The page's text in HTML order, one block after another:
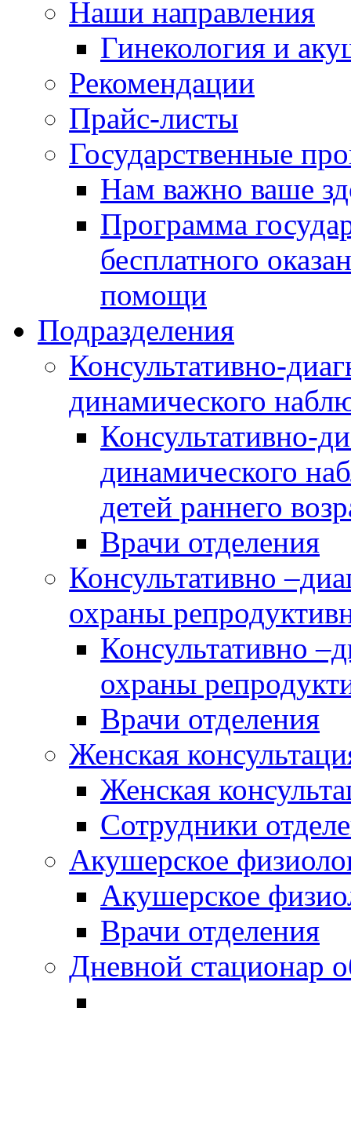
Наши направления
Гинекология и
Рекомендации
Прайс-листы
Государственные
Нам важно ваше
Программа
бесплатного
помощи
Подразделения
Консультативно-
динамического
Консультативно-
динамического
детей раннего
Врачи отделения
Консультативно
охраны
Консультативно
охраны
Врачи отделения
Женская
Женская
Сотрудники
Акушерское
Акушерское
Врачи отделения
Дневной стационар